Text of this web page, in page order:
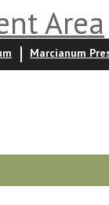
Area
Marcianum